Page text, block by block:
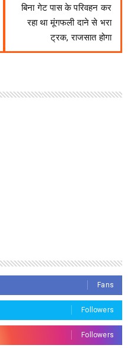
बिना गेट पास के परिवहन कर
रहा था मूंगफली दाने से भरा
ट्रक, राजसात होगा
Fans
Followers
Followers